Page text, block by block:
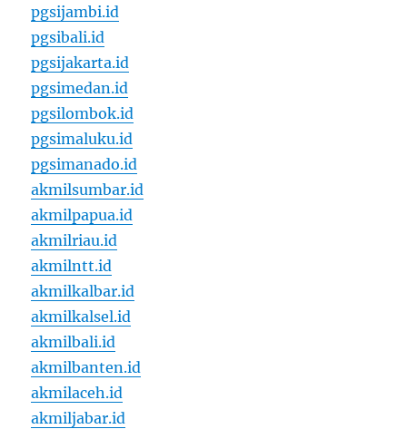
pgsijambi.id
pgsibali.id
pgsijakarta.id
pgsimedan.id
pgsilombok.id
pgsimaluku.id
pgsimanado.id
akmilsumbar.id
akmilpapua.id
akmilriau.id
akmilntt.id
akmilkalbar.id
akmilkalsel.id
akmilbali.id
akmilbanten.id
akmilaceh.id
akmiljabar.id